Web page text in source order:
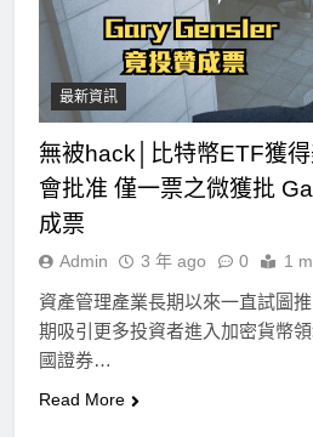
最新資訊
無被hack│比特幣ETF獲
會批准 僅一票之微獲批
成票
Admin 3 年 ago 0 1
資產管理產業長期以來一直試圖
期吸引更多投資者進入加密貨幣
國證券…
Read More